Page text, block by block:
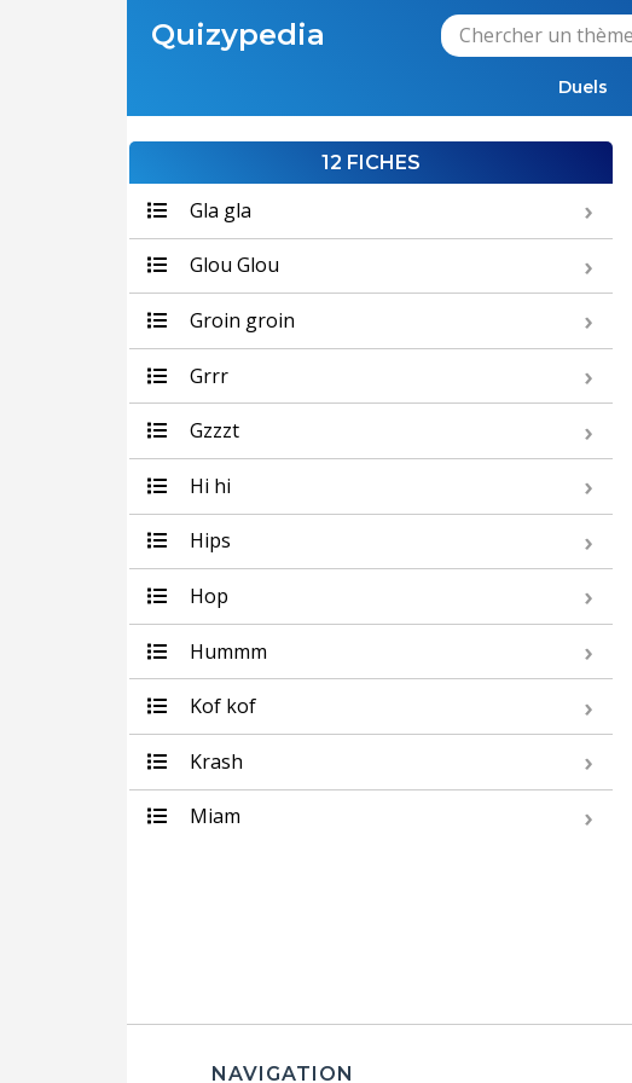
Quizypedia
Duels
12 FICHES
Gla gla
Glou Glou
Groin groin
Grrr
Gzzzt
Hi hi
Hips
Hop
Hummm
Kof kof
Krash
Miam
NAVIGATION